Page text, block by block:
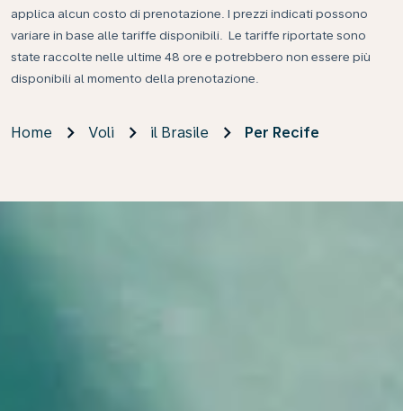
applica alcun costo di prenotazione. I prezzi indicati possono
variare in base alle tariffe disponibili. Le tariffe riportate sono
state raccolte nelle ultime 48 ore e potrebbero non essere più
disponibili al momento della prenotazione.
Home Voli il Brasile Per Recife